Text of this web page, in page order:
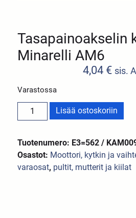
Tasapainoakselin
Minarelli AM6
4,04 € sis.
Varastossa
Lisää ostoskoriin
Tuotenumero: E3=562 /
Osastot: Moottori, kytkin ja
varaosat, pultit, mutterit ja kiilat